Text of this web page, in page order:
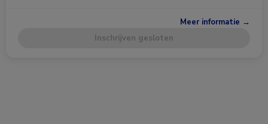
Meer informatie →
Inschrijven gesloten